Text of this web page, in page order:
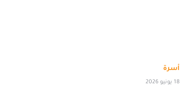
أسرة
18 يونيو 2026